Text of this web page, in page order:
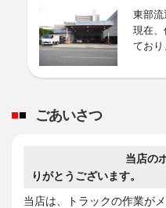
REGNO
ﾉ ｼﾞｰｱｰﾙ ｸﾛｽ
東部流
現在、
てお
ごあいさつ
当店のホームペ
りがとうございます。
当店は、トラックの作業が